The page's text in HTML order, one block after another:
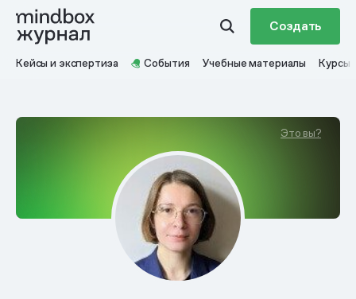
Создать
Кейсы и экспертиза События Учебные материалы Курсы
Это вы?